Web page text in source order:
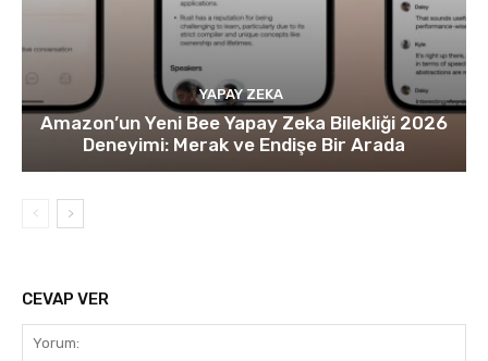
YAPAY ZEKA
Amazon’un Yeni Bee Yapay Zeka Bilekliği 2026
Deneyimi: Merak ve Endişe Bir Arada
CEVAP VER